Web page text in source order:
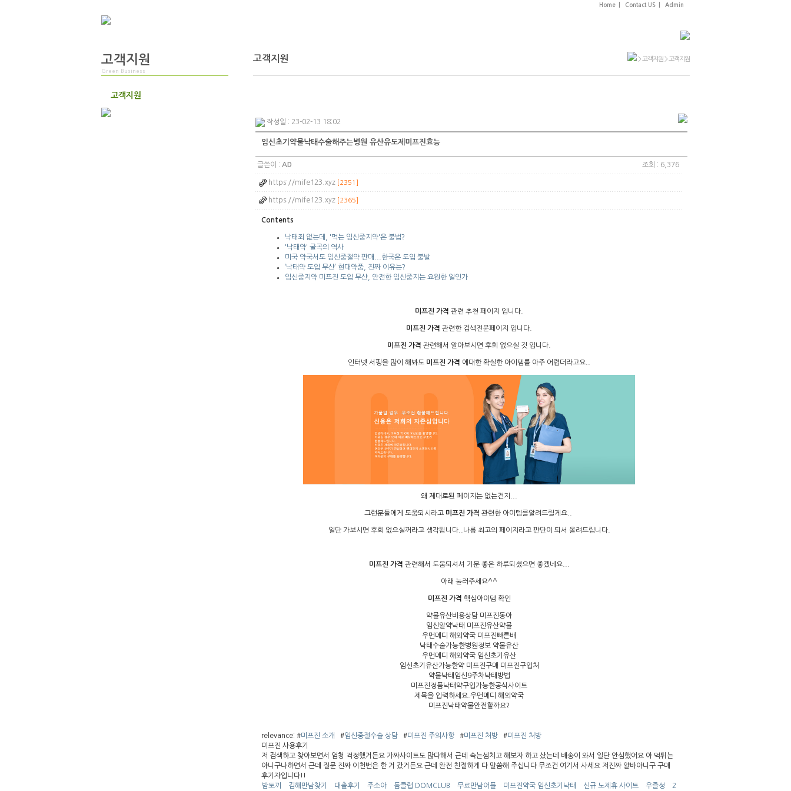
Home Contact US Admin
고객지원
Green Business
고객지원
고객지원 > 고객지원 > 고객지원
작성일 : 23-02-13 18:02
임신초기약물낙태수술해주는병원 유산유도제미프진효능
글쓴이 : AD 조회 : 6,376
https://mife123.xyz [2351]
https://mife123.xyz [2365]
Contents
낙태죄 없는데, '먹는 임신중지약'은 불법?
'낙태약' 굴곡의 역사
미국 약국서도 임신중절약 판매...한국은 도입 불발
‘낙태약 도입 무산’ 현대약품, 진짜 이유는?
임신중지약 미프진 도입 무산, 안전한 임신중지는 요원한 일인가
미프진 가격 관련 추천 페이지 입니다.
미프진 가격 관련한 검색전문페이지 입니다.
미프진 가격 관련해서 알아보시면 후회 없으실 것 입니다.
인터넷 서핑을 많이 해봐도 미프진 가격 에대한 확실한 아이템를 아주 어렵더라고요..
왜 제대로된 페이지는 없는건지...
그런분들에게 도움되시라고 미프진 가격 관련한 아이템를알려드릴게요..
일단 가보시면 후회 없으실꺼라고 생각됩니다..나름 최고의 페이지라고 판단이 되서 올려드립니다.
미프진 가격 관련해서 도움되셔셔 기분 좋은 하루되셨으면 좋겠네요...
아래 눌러주세요^^
미프진 가격 핵심아이템 확인
약물유산비용상담 미프진동아
임신알약낙태 미프진유산약물
우먼메디 해외약국 미프진빠른배
낙태수술가능한병원정보 약물유산
우먼메디 해외약국 임신초기유산
임신초기유산가능한약 미프진구매 미프진구입처
약물낙태임신9주차낙태방법
미프진정품낙태약구입가능한공식사이트
제목을 입력하세요.우먼메디 해외약국
미프진낙태약물안전할까요?
relevance: #미프진 소개 #임신중절수술 상담 #미프진 주의사항 #미프진 처방 #미프진 처방
미프진 사용후기
저 검색하고 찾아보면서 엄청 걱정했거든요 가짜사이트도 많다해서 근데 속는셈치고 해보자 하고 샀는데 배송이 와서 일단 안심했어요 아 먹튀는
아니구나하면서 근데 질문 진짜 이천번은 한 거 갔거든요 근데 완전 친절하게 다 말씀해 주십니다 무조건 여기서 사세요 저진짜 알바아니구 구매
후기자입니다!!
밤토끼
김해만남찾기 대출후기 주소야 돔클럽 DOMCLUB 무료만남어플 미프진약국 임신초기낙태 신규 노제휴 사이트 우즐성 2